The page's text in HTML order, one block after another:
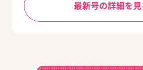
最新号の詳細を見